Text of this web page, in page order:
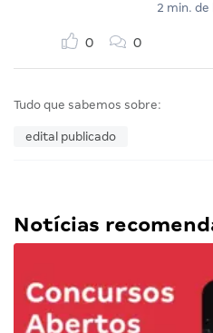
2 min.
0 0
Tudo que sabemos sobre:
edital publicado
Notícias